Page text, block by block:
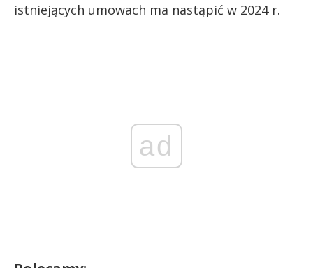
istniejących umowach ma nastąpić w 2024 r.
ad